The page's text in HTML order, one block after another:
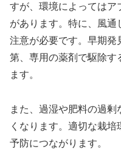
すが、環境によってはア
があります。特に、風通
注意が必要です。早期発
第、専用の薬剤で駆除す
ます。
また、過湿や肥料の過
くなります。適切な栽
予防につながります。